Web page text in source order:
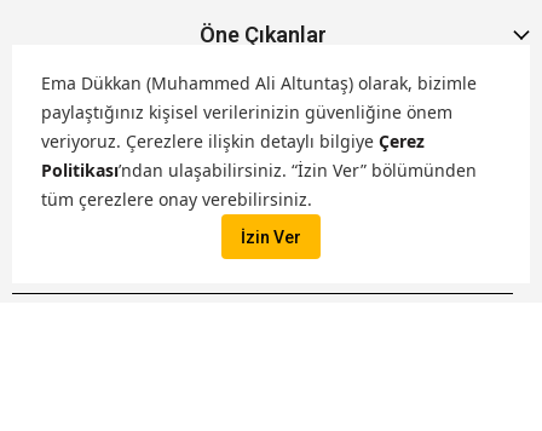
Ema Dükkan (Muhammed Ali Altuntaş) olarak, bizimle
paylaştığınız kişisel verilerinizin güvenliğine önem
veriyoruz. Çerezlere ilişkin detaylı bilgiye Çerez
Politikası’ndan ulaşabilirsiniz. “İzin Ver” bölümünden
tüm çerezlere onay verebilirsiniz.
İzin Ver
Öne Çıkanlar
Hakkımızda
Markalarımız
Satış Kanallarımız